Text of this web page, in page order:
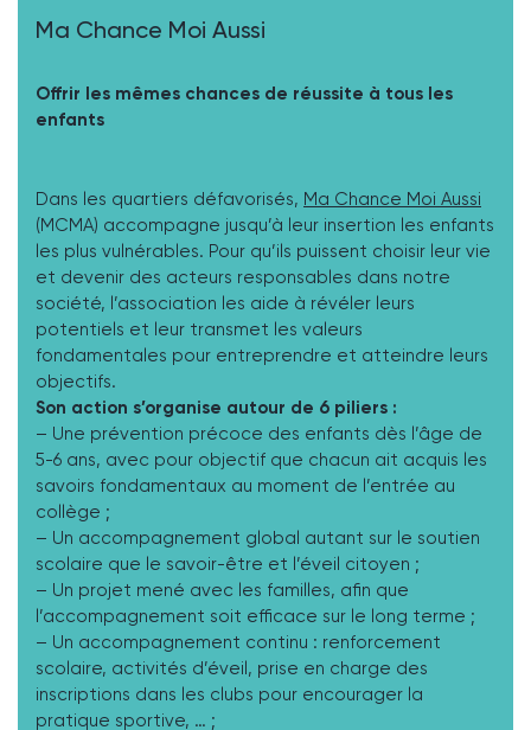
Ma Chance Moi Aussi
Offrir les mêmes chances de réussite à tous les
enfants
Dans les quartiers défavorisés, Ma Chance Moi Aussi
(MCMA) accompagne jusqu’à leur insertion les enfants
les plus vulnérables. Pour qu’ils puissent choisir leur vie
et devenir des acteurs responsables dans notre
société, l’association les aide à révéler leurs
potentiels et leur transmet les valeurs
fondamentales pour entreprendre et atteindre leurs
objectifs.
Son action s’organise autour de 6 piliers :
– Une prévention précoce des enfants dès l’âge de
5-6 ans, avec pour objectif que chacun ait acquis les
savoirs fondamentaux au moment de l’entrée au
collège ;
– Un accompagnement global autant sur le soutien
scolaire que le savoir-être et l’éveil citoyen ;
– Un projet mené avec les familles, afin que
l’accompagnement soit efficace sur le long terme ;
– Un accompagnement continu : renforcement
scolaire, activités d’éveil, prise en charge des
inscriptions dans les clubs pour encourager la
pratique sportive, … ;